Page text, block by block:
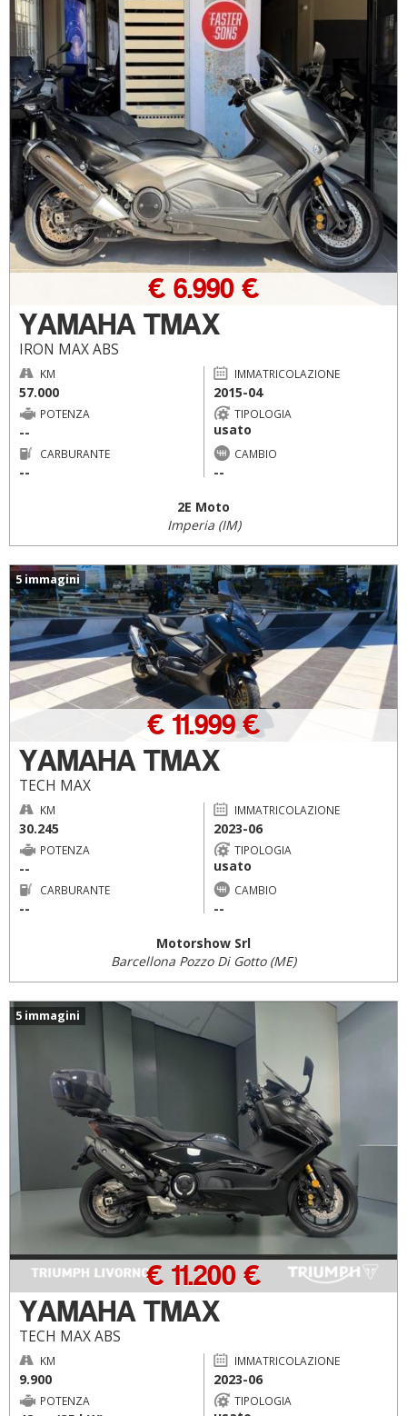
YAMAHA TMAX
IRON MAX ABS
€ 6.990 €
KM
57.000
IMMATRICOLAZIONE
2015-04
POTENZA
--
TIPOLOGIA
usato
CARBURANTE
--
CAMBIO
--
2E Moto
Imperia (IM)
5 immagini
YAMAHA TMAX
TECH MAX
€ 11.999 €
KM
30.245
IMMATRICOLAZIONE
2023-06
POTENZA
--
TIPOLOGIA
usato
CARBURANTE
--
CAMBIO
--
Motorshow Srl
Barcellona Pozzo Di Gotto (ME)
5 immagini
YAMAHA TMAX
TECH MAX ABS
€ 11.200 €
KM
9.900
IMMATRICOLAZIONE
2023-06
POTENZA TIPOLOGIA